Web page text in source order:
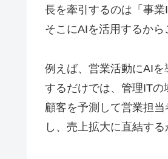
長を牽引するのは「事
そこにAIを活用するから
例えば、営業活動にAI
するだけでは、管理IT
顧客を予測して営業担
し、売上拡大に直結する